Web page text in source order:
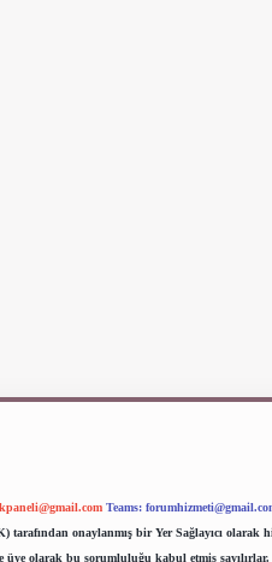
Teams:
onaylanmış bir Yer Sağlayıcı
olarak bu sorumluluğu kabul etmiş